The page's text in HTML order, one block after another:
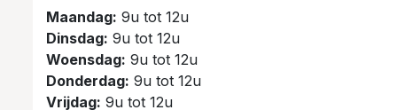
Maandag: 9u tot 12u
Dinsdag: 9u tot 12u
Woensdag: 9u tot 12u
Donderdag: 9u tot 12u
Vrijdag: 9u tot 12u